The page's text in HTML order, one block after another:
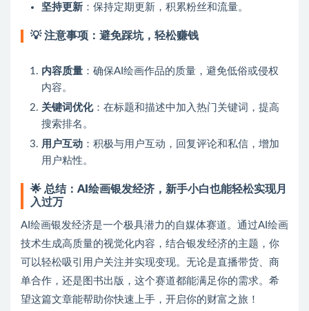
坚持更新 ：保持定期更新，积累粉丝和流量。
💡注意事项：避免踩坑，轻松赚钱
内容质量 ：确保AI绘画作品的质量，避免低俗或侵权
内容。
关键词优化：在标题和描述中加入热门关键词，提高
搜索排名。
用户互动 ：积极与用户互动，回复评论和私信，增加
用户粘性。
🌟 总结：AI绘画银发经济，新手小白也能轻松实现月
入过万
AI绘画银发经济是一个极具潜力的自媒体赛道。通过AI绘画
技术生成高质量的视觉化内容，结合银发经济的主题，你
可以轻松吸引用户关注并实现变现。无论是直播带货、商
单合作，还是图书出版，这个赛道都能满足你的需求。希
望这篇文章能帮助你快速上手，开启你的财富之旅！